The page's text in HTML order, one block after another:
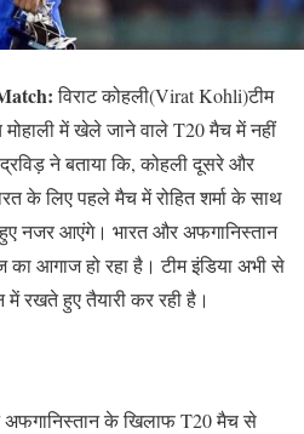
विराट कोहली(Virat Kohli)टीम
में खेले जाने वाले T20 मैच में नहीं
ने बताया कि, कोहली दूसरे और
के लिए पहले मैच में रोहित शर्मा के साथ
नजर आएंगे। भारत और अफगानिस्तान
आगाज हो रहा है। टीम इंडिया अभी से
में रखते हुए तैयारी कर रही है।
अफगानिस्तान के खिलाफ T20 मैच से